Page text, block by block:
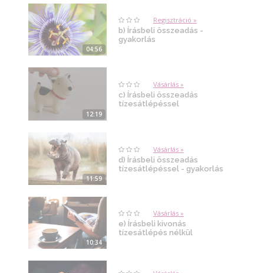
04:56
Regisztráció »
b) Írásbeli összeadás -
gyakorlás
12:19
Vásárlás »
c) Írásbeli összeadás
tízesátlépéssel
11:59
Vásárlás »
d) Írásbeli összeadás
tízesátlépéssel - gyakorlás
10:34
Vásárlás »
e) Írásbeli kivonás
tízesátlépés nélkül